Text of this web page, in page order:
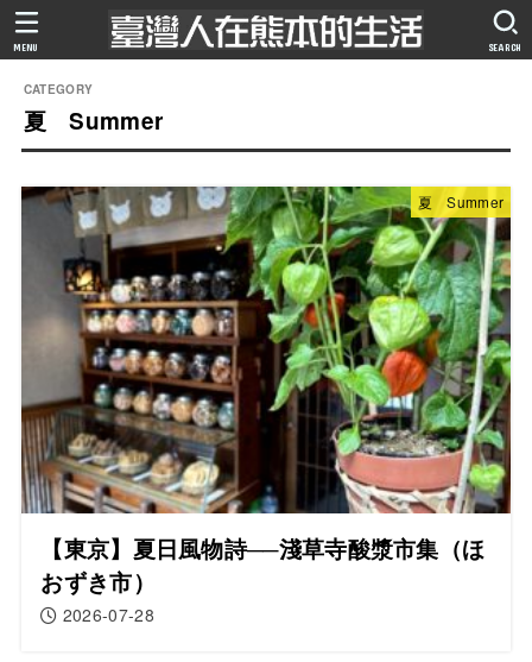
SEARCH
MENU
夏 Summer
夏 Summer
【東京】夏日風物詩──淺草寺酸漿市集（ほ
おずき市）
2026-07-28